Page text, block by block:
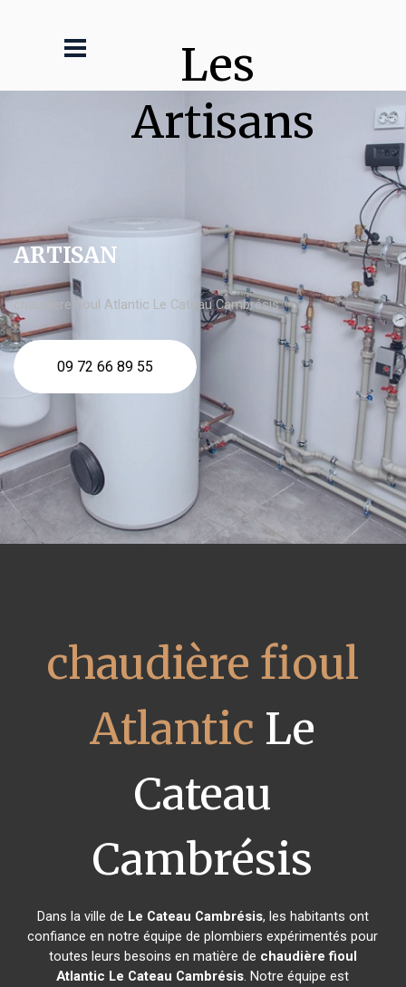
Les
Artisans
ARTISAN
chaudière fioul Atlantic Le Cateau Cambrésis
09 72 66 89 55
chaudière fioul
Atlantic Le
Cateau
Cambrésis
Dans la ville de Le Cateau Cambrésis, les habitants ont
confiance en notre équipe de plombiers expérimentés pour
toutes leurs besoins en matière de chaudière fioul
Atlantic Le Cateau Cambrésis. Notre équipe est